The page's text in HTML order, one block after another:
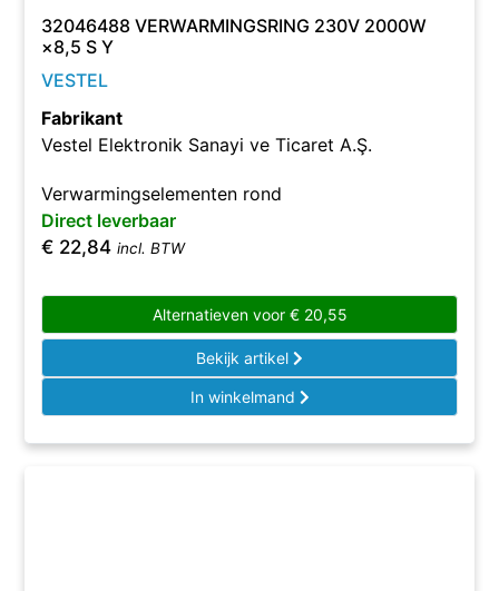
32046488 VERWARMINGSRING 230V 2000W
×8,5 S Y
VESTEL
Fabrikant
Vestel Elektronik Sanayi ve Ticaret A.Ş.
Verwarmingselementen rond
Direct leverbaar
€ 22,84 incl. BTW
Alternatieven voor €20,55
Bekijk artikel
In winkelmand